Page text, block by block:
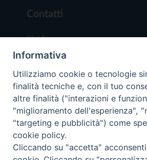
Contatti
Chi Siamo
Redazione
Scrivici
Copyright © 2019 - Tutti i
Trentina Editrice
Informativa
Utilizziamo cookie o tecnologie
finalità tecniche e, con il tuo
altre finalità ("interazioni e
"miglioramento dell'esperienza",
"targeting e pubblicità") come
cookie policy.
Cliccando su "accetta"